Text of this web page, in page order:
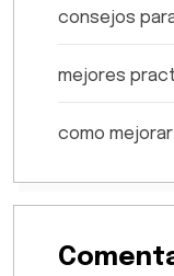
consejos
mejores
como